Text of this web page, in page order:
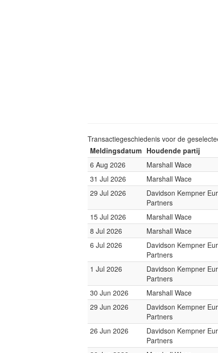
Transactiegeschiedenis voor de
Meldingsdatum Houdende partij
6 Aug 2026
Marshall Wace
31 Jul 2026
Marshall Wace
29 Jul 2026
Davidson Kempner
Partners
15 Jul 2026
Marshall Wace
8 Jul 2026
Marshall Wace
6 Jul 2026
Davidson Kempner
Partners
1 Jul 2026
Davidson Kempner
Partners
30 Jun 2026
Marshall Wace
29 Jun 2026
Davidson Kempner
Partners
26 Jun 2026
Davidson Kempner
Partners